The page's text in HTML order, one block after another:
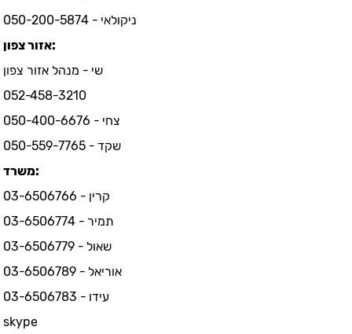
ניקולאי - 050-200-5874
אזור צפון:
שי - מנהל אזור צפון
052-458-3210
צחי - 050-400-6676
שקד - 050-559-7765
משרד:
קרין - 03-6506766
תמיר - 03-6506774
שאול - 03-6506779
אוריאל - 03-6506789
עידו - 03-6506783
skype